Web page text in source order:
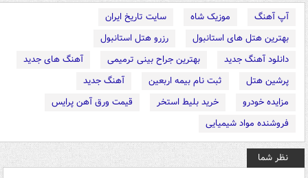
آپ آهنگ موزیک شاه
سایت تاریخ ایران
بهترین هتل های استانبول
رزرو هتل استانبول
دانلود آهنگ جدید
بهترین جراح بینی ترمیمی
آهنگ های جدید
پرشین هتل
ثبت نام بیمه اربعین
آهنگ جدید
مزایده خودرو
خرید بلیط استخر
قیمت ورق آهن پرایس
فروشنده مواد شیمیایی
نظر شما